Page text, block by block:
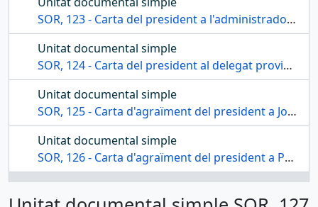
SOR, 123 - Carta del president a l'administrador de la revista Ibérica
Unitat documental simple
SOR, 124 - Carta del president al delegat provincial d'informació i turisme de Tarragona
Unitat documental simple
SOR, 125 - Carta d'agraïment del president a Joaquim Febrer
Unitat documental simple
SOR, 126 - Carta d'agraïment del president a Pere Huguet Ribes
Unitat documental simple
SOR, 127 - Carta d'invitació del president a la junta plenària i a altres personalitats a la conferència que oferirà Luís de Sosa